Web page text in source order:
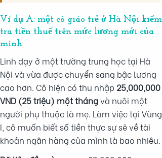
Ví dụ A: một cô giáo trẻ ở Hà Nội kiểm
tra tiền thuế trên mức lương mới của
mình
Linh dạy ở một trường trung học tại Hà
Nội và vừa được chuyển sang bậc lương
cao hơn. Cô hiện có thu nhập 25,000,000
VND (25 triệu) một thángvà nuôi một
người phụ thuộc là mẹ. Làm việc tại Vùng
I, cô muốn biết số tiền thực sự sẽ về tài
khoản ngân hàng của mình là bao nhiêu.